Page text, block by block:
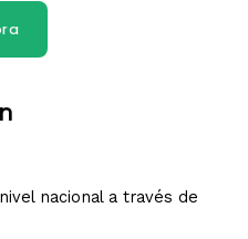
nacional a través de